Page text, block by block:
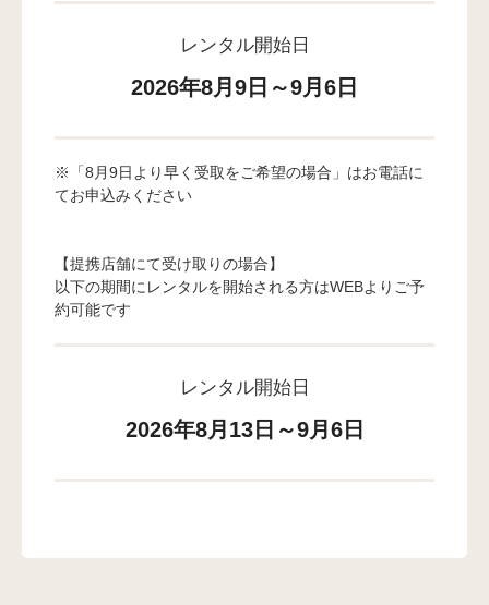
レンタル開始日
2026年8月9日～9月6日
※「8月9日より早く受取をご希望の場合」はお電話に
てお申込みください
【提携店舗にて受け取りの場合】
以下の期間にレンタルを開始される方はWEBよりご予
約可能です
レンタル開始日
2026年8月13日～9月6日